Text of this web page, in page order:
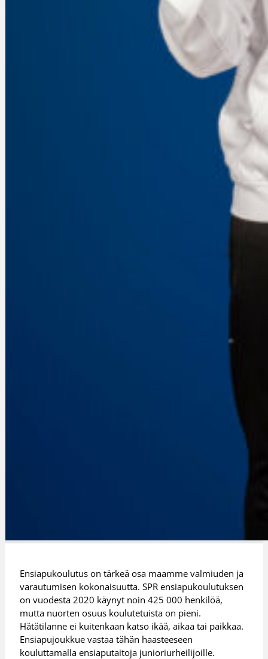
Ensiapukoulutus on tärkeä osa maamme valmiuden ja
varautumisen kokonaisuutta. SPR ensiapukoulutuksen
on vuodesta 2020 käynyt noin 425 000 henkilöä,
mutta nuorten osuus koulutetuista on pieni.
Hätätilanne ei kuitenkaan katso ikää, aikaa tai paikkaa.
Ensiapujoukkue vastaa tähän haasteeseen
kouluttamalla ensiaputaitoja junioriurheilijoille.